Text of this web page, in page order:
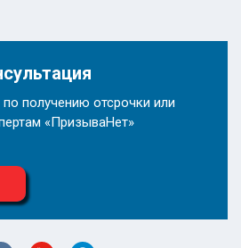
получению отсрочки или
«ПризываНет»